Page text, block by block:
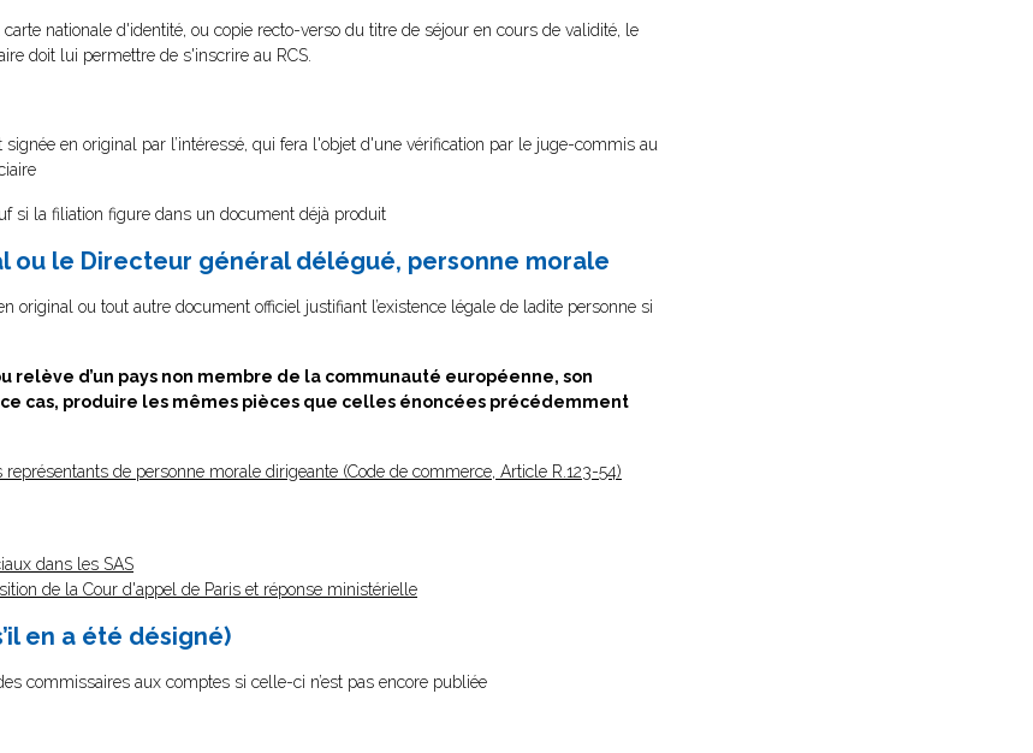
nationale d'identité, ou copie recto-verso du titre de séjour en cours de validité, le
doit lui permettre de s'inscrire au RCS.
signée en original par l’intéressé, qui fera l'objet d'une vérification par le juge-commis au
si la filiation figure dans un document déjà produit
ou le Directeur général délégué, personne morale
original ou tout autre document officiel justifiant l’existence légale de ladite personne si
relève d’un pays non membre de la communauté européenne, son
cas, produire les mêmes pièces que celles énoncées précédemment
représentants de personne morale dirigeante (Code de commerce, Article R.123-54)
dans les SAS
de la Cour d'appel de Paris et réponse ministérielle
en a été désigné)
commissaires aux comptes si celle-ci n’est pas encore publiée